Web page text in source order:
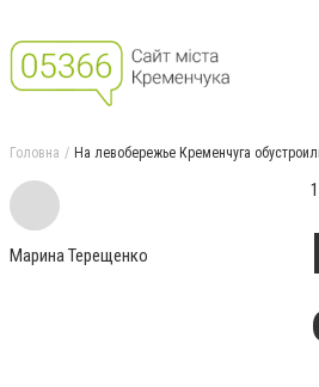
Головна На левобережье Кременчуга
Марина Терещенко